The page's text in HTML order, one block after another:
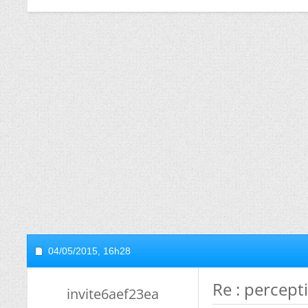
04/05/2015, 16h28
invite6aef23ea Re :